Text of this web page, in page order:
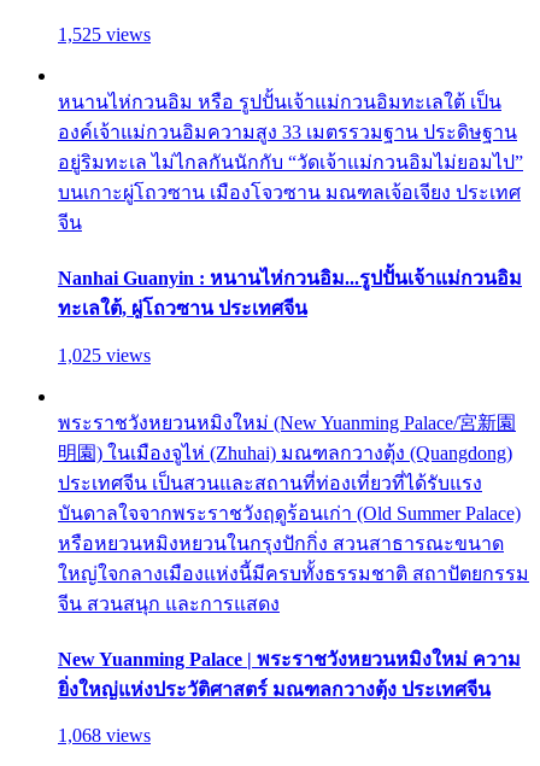
1,525 views
หนานไห่กวนอิม หรือ รูปปั้นเจ้าแม่กวนอิมทะเลใต้ เป็น
องค์เจ้าแม่กวนอิมความสูง 33 เมตรรวมฐาน ประดิษฐาน
อยู่ริมทะเล ไม่ไกลกันนักกับ “วัดเจ้าแม่กวนอิมไม่ยอมไป”
บนเกาะผู่โถวซาน เมืองโจวซาน มณฑลเจ้อเจียง ประเทศ
จีน
Nanhai Guanyin : หนานไห่กวนอิม...รูปปั้นเจ้าแม่กวนอิม
ทะเลใต้, ผู่โถวซาน ประเทศจีน
1,025 views
พระราชวังหยวนหมิงใหม่ (New Yuanming Palace/宮新園
明園) ในเมืองจูไห่ (Zhuhai) มณฑลกวางตุ้ง (Quangdong)
ประเทศจีน เป็นสวนและสถานที่ท่องเที่ยวที่ได้รับแรง
บันดาลใจจากพระราชวังฤดูร้อนเก่า (Old Summer Palace)
หรือหยวนหมิงหยวนในกรุงปักกิ่ง สวนสาธารณะขนาด
ใหญ่ใจกลางเมืองแห่งนี้มีครบทั้งธรรมชาติ สถาปัตยกรรม
จีน สวนสนุก และการแสดง
New Yuanming Palace | พระราชวังหยวนหมิงใหม่ ความ
ยิ่งใหญ่แห่งประวัติศาสตร์ มณฑลกวางตุ้ง ประเทศจีน
1,068 views